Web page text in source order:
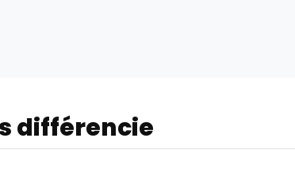
différencie